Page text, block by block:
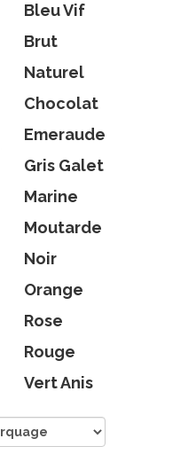
Bleu Vif
Brut
Naturel
Chocolat
Emeraude
Gris Galet
Marine
Moutarde
Noir
Orange
Rose
Rouge
Vert Anis